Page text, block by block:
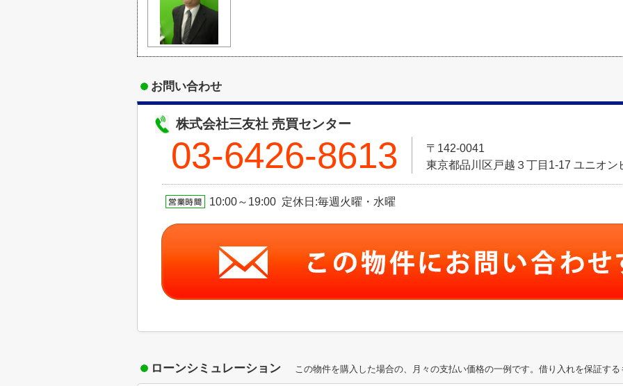
お問い合わせ
株式会社三友社 売買センター
03-6426-8613
〒142-0041
東京都品川区戸越３丁目1-17 ユニオン
10:00～19:00 定休日:毎週火曜・水曜
ローンシミュレーション この物件を購入した場合の、月々の支払い価格の一例です。借り入れを保証す